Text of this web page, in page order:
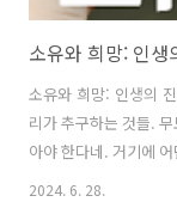
소유와 희망: 인생
소유와 희망: 인생의
리가 추구하는 것들.
아야 한다네. 거기에
세. 그것들 중 어떤 것
2024. 6. 28.